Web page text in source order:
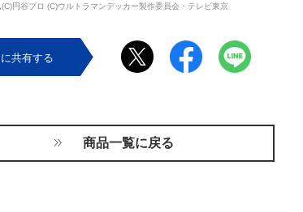
,(C)円谷プロ (C)ウルトラマンデッカー製作委員会・テレビ東京
共有する
商品一覧に戻る